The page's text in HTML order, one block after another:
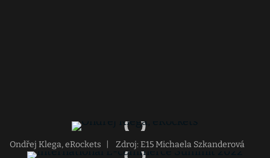
Ondřej Klega, eRockets Zdroj: E15 Michaela Szkanderová